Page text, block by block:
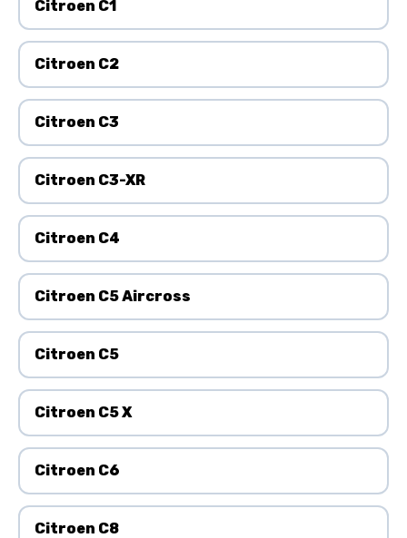
Citroen C1
Citroen C2
Citroen C3
Citroen C3-XR
Citroen C4
Citroen C5 Aircross
Citroen C5
Citroen C5 X
Citroen C6
Citroen C8